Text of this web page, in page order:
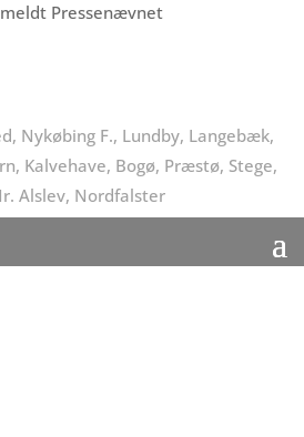
Pressenævnet
Nykøbing F., Lundby, Langebæk,
Kalvehave, Bogø, Præstø, Stege,
Alslev, Nordfalster